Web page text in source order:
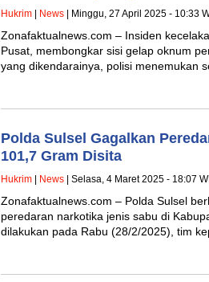
Hukrim News | Minggu, 27 April 2025 - 10:33
Zonafaktualnews.com – Insiden
Pusat, membongkar sisi gelap oknum
yang dikendarainya, polisi menemukan
Polda Sulsel Gagalkan
101,7 Gram Disita
Hukrim News | Selasa, 4 Maret 2025 - 18:07
Zonafaktualnews.com – Polda Sulsel
peredaran narkotika jenis sabu di
dilakukan pada Rabu (28/2/2025), tim